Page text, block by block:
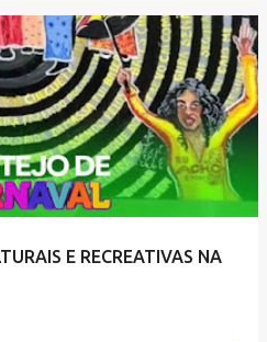
E RECREATIVAS NA